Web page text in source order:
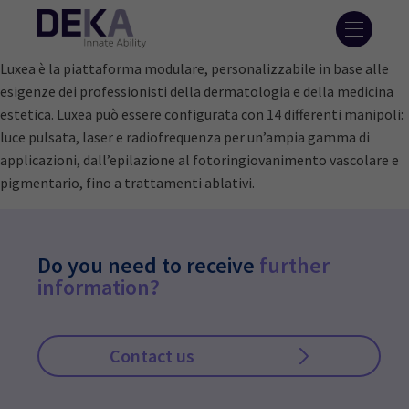
Luxea è la piattaforma modulare, personalizzabile in base alle
esigenze dei professionisti della dermatologia e della medicina
estetica. Luxea può essere configurata con 14 differenti manipoli:
luce pulsata, laser e radiofrequenza per un’ampia gamma di
applicazioni, dall’epilazione al fotoringiovanimento vascolare e
pigmentario, fino a trattamenti ablativi.
Do you need to receive further
information?
Contact us